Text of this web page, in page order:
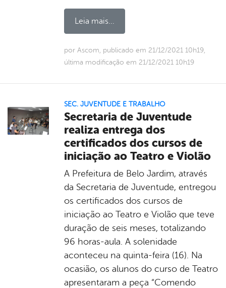
Leia mais...
por Ascom, publicado em 21/12/2021 10h19,
última modificação em 21/12/2021 10h19
SEC. JUVENTUDE E TRABALHO
Secretaria de Juventude
realiza entrega dos
certificados dos cursos de
iniciação ao Teatro e Violão
A Prefeitura de Belo Jardim, através
da Secretaria de Juventude, entregou
os certificados dos cursos de
iniciação ao Teatro e Violão que teve
duração de seis meses, totalizando
96 horas-aula. A solenidade
aconteceu na quinta-feira (16). Na
ocasião, os alunos do curso de Teatro
apresentaram a peça “Comendo